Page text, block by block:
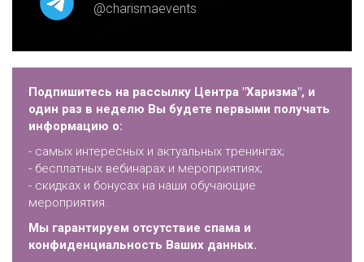
@charismaevents
Подпишитесь на рассылку Центра "Харизма", и
один раз в неделю Вы будете первыми получать
информацию о:
- самых интересных и актуальных тренингах;
- бесплатных вебинарах и мероприятиях;
- скидках и бонусах на наши обучающие
мероприятия.
Мы гарантируем отсутствие спама и
конфиденциальность Ваших данных.